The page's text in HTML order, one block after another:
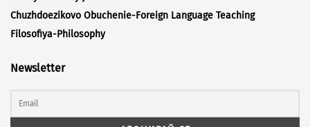
Chuzhdoezikovo Obuchenie-Foreign Language Teaching
Filosofiya-Philosophy
Newsletter